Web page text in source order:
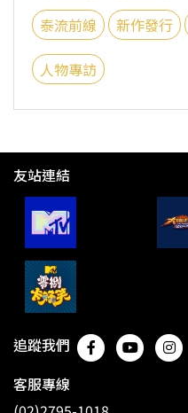
泰流前線 新作發行
人物專訪
友站連結
追蹤我們
客服專線